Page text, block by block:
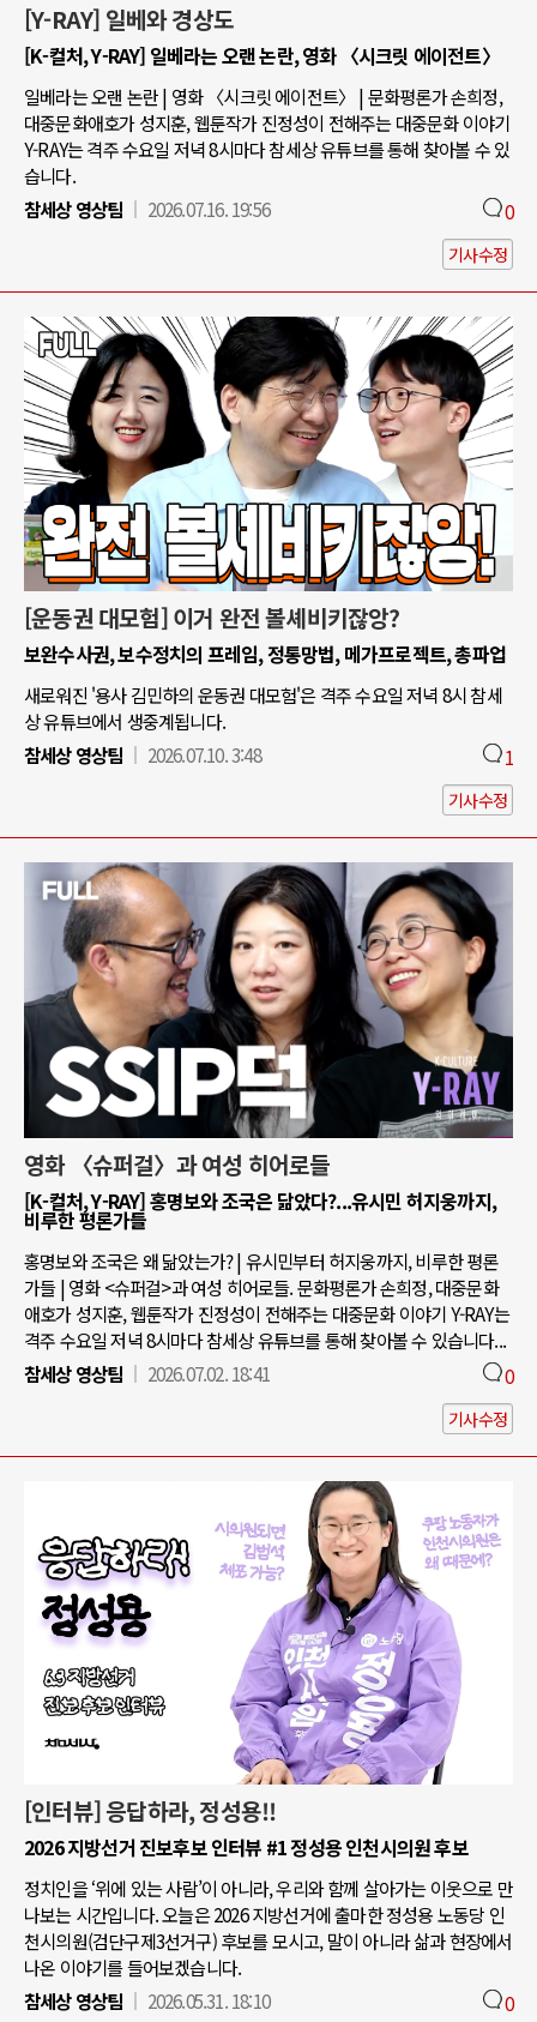
[Y-RAY] 일베와 경상도
[K-컬처, Y-RAY] 일베라는 오랜 논란, 영화 〈시크릿 에이전트〉
일베라는 오랜 논란 | 영화 〈시크릿 에이전트〉 | 문화평론가 손희정,
대중문화애호가 성지훈, 웹툰작가 진정성이 전해주는 대중문화 이야기
Y-RAY는 격주 수요일 저녁 8시마다 참세상 유튜브를 통해 찾아볼 수 있
습니다.
참세상 영상팀
2026.07.16. 19:56 0
기사수정
[운동권 대모험] 이거 완전 볼셰비키잖앙?
보완수사권, 보수정치의 프레임, 정통망법, 메가프로젝트, 총파업
새로워진 '용사 김민하의 운동권 대모험'은 격주 수요일 저녁 8시 참세
상 유튜브에서 생중계됩니다.
참세상 영상팀
2026.07.10. 3:48 1
기사수정
영화 〈슈퍼걸〉과 여성 히어로들
[K-컬처, Y-RAY] 홍명보와 조국은 닮았다?...유시민 허지웅까지,
비루한 평론가들
홍명보와 조국은 왜 닮았는가? | 유시민부터 허지웅까지, 비루한 평론
가들 | 영화 <슈퍼걸>과 여성 히어로들. 문화평론가 손희정, 대중문화
애호가 성지훈, 웹툰작가 진정성이 전해주는 대중문화 이야기 Y-RAY는
격주 수요일 저녁 8시마다 참세상 유튜브를 통해 찾아볼 수 있습니다...
참세상 영상팀
2026.07.02. 18:41 0
기사수정
[인터뷰] 응답하라, 정성용!!
2026 지방선거 진보후보 인터뷰 #1 정성용 인천시의원 후보
정치인을 ‘위에 있는 사람’이 아니라, 우리와 함께 살아가는 이웃으로 만
나보는 시간입니다. 오늘은 2026 지방선거에 출마한 정성용 노동당 인
천시의원(검단구제3선거구) 후보를 모시고, 말이 아니라 삶과 현장에서
나온 이야기를 들어보겠습니다.
참세상 영상팀
2026.05.31. 18:10 0